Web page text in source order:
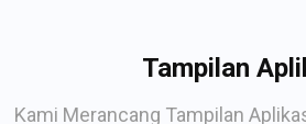
Tampilan
Kami Merancang Tampilan